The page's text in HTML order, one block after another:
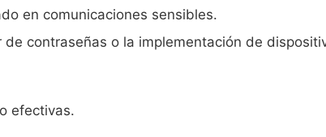
en comunicaciones sensibles.
contraseñas o la implementación de
efectivas.